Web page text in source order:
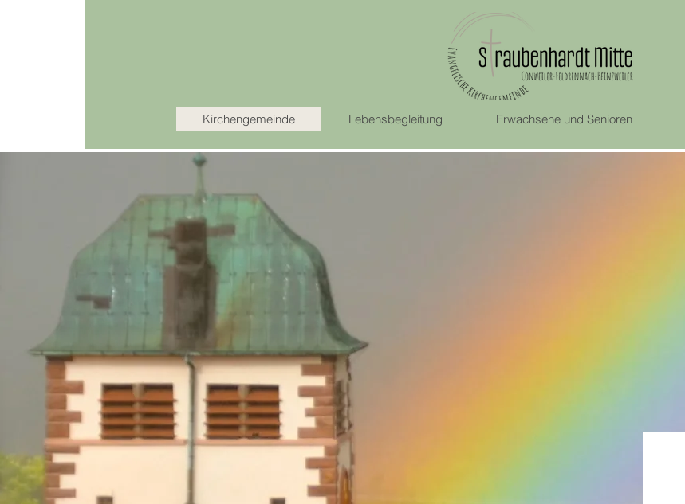
Kirchengemeinde Lebensbegleitung Erwachsene und Senioren